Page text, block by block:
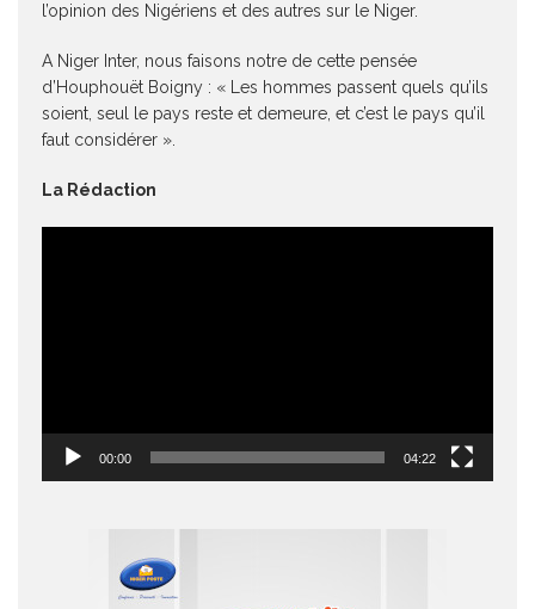
l’opinion des Nigériens et des autres sur le Niger.
A Niger Inter, nous faisons notre de cette pensée
d’Houphouët Boigny : « Les hommes passent quels qu’ils
soient, seul le pays reste et demeure, et c’est le pays qu’il
faut considérer ».
La Rédaction
00:00 04:22